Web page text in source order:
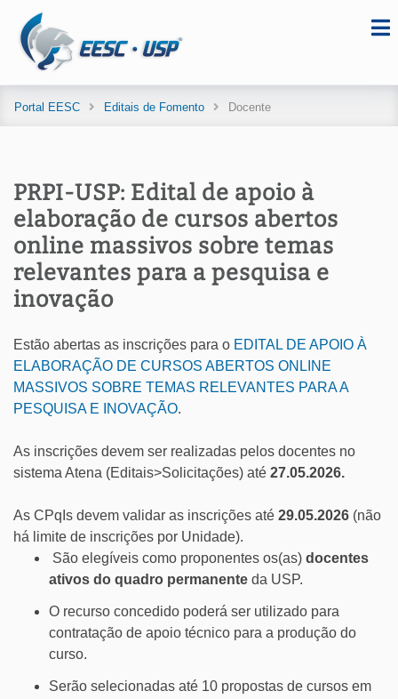
Portal EESC Editais de Fomento Docente
PRPI-USP: Edital de apoio à
elaboração de cursos abertos
online massivos sobre temas
relevantes para a pesquisa e
inovação
Estão abertas as inscrições para o EDITAL DE APOIO À
ELABORAÇÃO DE CURSOS ABERTOS ONLINE
MASSIVOS SOBRE TEMAS RELEVANTES PARA A
PESQUISA E INOVAÇÃO.
As inscrições devem ser realizadas pelos docentes no
sistema Atena (Editais>Solicitações) até 27.05.2026.
As CPqIs devem validar as inscrições até 29.05.2026 (não
há limite de inscrições por Unidade).
São elegíveis como proponentes os(as) docentes
ativos do quadro permanente da USP.
O recurso concedido poderá ser utilizado para
contratação de apoio técnico para a produção do
curso.
Serão selecionadas até 10 propostas de cursos em